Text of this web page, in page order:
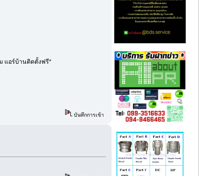
แอร์บ้านติดตั้งฟรี*
บันทึกการเข้า